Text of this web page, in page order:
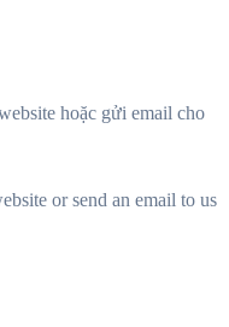
hoặc gửi email cho
or send an email to us